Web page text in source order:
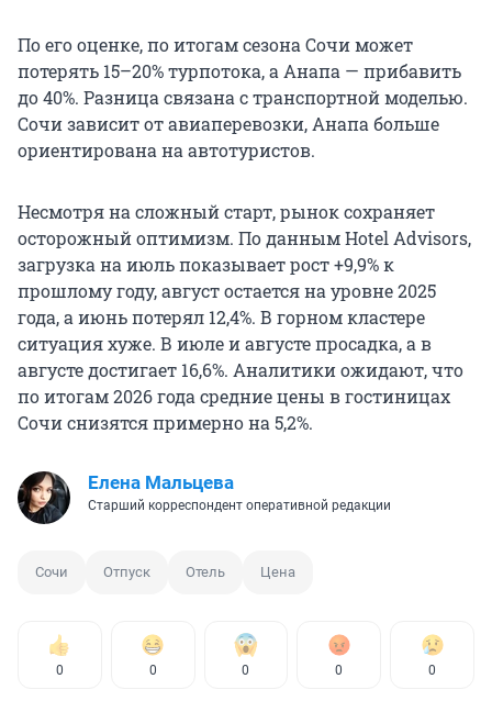
По его оценке, по итогам сезона Сочи может
потерять 15–20% турпотока, а Анапа — прибавить
до 40%. Разница связана с транспортной моделью.
Сочи зависит от авиаперевозки, Анапа больше
ориентирована на автотуристов.
Несмотря на сложный старт, рынок сохраняет
осторожный оптимизм. По данным Hotel Advisors,
загрузка на июль показывает рост +9,9% к
прошлому году, август остается на уровне 2025
года, а июнь потерял 12,4%. В горном кластере
ситуация хуже. В июле и августе просадка, а в
августе достигает 16,6%. Аналитики ожидают, что
по итогам 2026 года средние цены в гостиницах
Сочи снизятся примерно на 5,2%.
Елена Мальцева
Старший корреспондент оперативной редакции
Сочи Отпуск Отель Цена
0 0 0 0 0